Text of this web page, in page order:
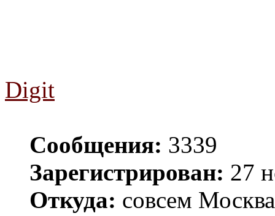
Digit
Сообщения: 3339
Зарегистрирован: 27
Откуда: совсем Москва